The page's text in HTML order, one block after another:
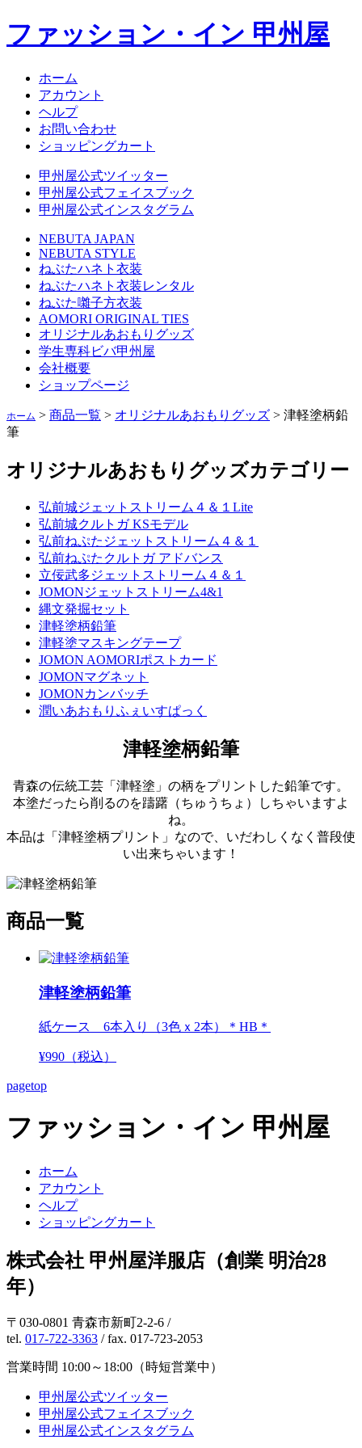
ファッション・イン 甲州屋
ホーム
アカウント
ヘルプ
お問い合わせ
ショッピングカート
甲州屋公式ツイッター
甲州屋公式フェイスブック
甲州屋公式インスタグラム
NEBUTA JAPAN
NEBUTA STYLE
ねぶたハネト衣装
ねぶたハネト衣装レンタル
ねぶた囃子方衣装
AOMORI ORIGINAL TIES
オリジナルあおもりグッズ
学生専科ビバ甲州屋
会社概要
ショップページ
ホーム > 商品一覧 > オリジナルあおもりグッズ > 津軽塗柄鉛
筆
オリジナルあおもりグッズカテゴリー
弘前城ジェットストリーム４＆１Lite
弘前城クルトガ KSモデル
弘前ねぷたジェットストリーム４＆１
弘前ねぷたクルトガ アドバンス
立佞武多ジェットストリーム４＆１
JOMONジェットストリーム4&1
縄文発掘セット
津軽塗柄鉛筆
津軽塗マスキングテープ
JOMON AOMORIポストカード
JOMONマグネット
JOMONカンバッチ
潤いあおもりふぇいすぱっく
津軽塗柄鉛筆
青森の伝統工芸「津軽塗」の柄をプリントした鉛筆です。
本塗だったら削るのを躊躇（ちゅうちょ）しちゃいますよ
ね。
本品は「津軽塗柄プリント」なので、いだわしくなく普段使
い出来ちゃいます！
商品一覧
津軽塗柄鉛筆
紙ケース 6本入り（3色ｘ2本）＊HB＊
¥990 （税込）
pagetop
ファッション・イン 甲州屋
ホーム
アカウント
ヘルプ
ショッピングカート
株式会社 甲州屋洋服店（創業 明治28
年）
〒030-0801 青森市新町2-2-6 /
tel. 017-722-3363 / fax. 017-723-2053
営業時間 10:00～18:00（時短営業中）
甲州屋公式ツイッター
甲州屋公式フェイスブック
甲州屋公式インスタグラム